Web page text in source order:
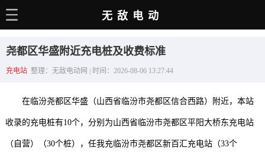
电动百科
选车推荐
无敌电动
尧都区华盛附近充电桩及收费标准
充电站 整理：无敌电动网 | 时间：2026-08-06 13:27:44
在临汾尧都区华盛（山西省临汾市尧都区信合西路）附近，本站
收录的充电桩有10个，分别为山西省临汾市尧都区平阳大桥东充电站
（自营）（30个桩），任我充临汾市尧都区新百汇充电站（33个